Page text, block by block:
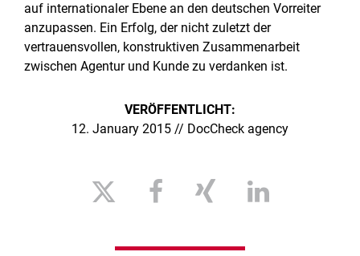
auf internationaler Ebene an den deutschen Vorreiter
anzupassen. Ein Erfolg, der nicht zuletzt der
vertrauensvollen, konstruktiven Zusammenarbeit
zwischen Agentur und Kunde zu verdanken ist.
VERÖFFENTLICHT:
12. January 2015 // DocCheck agency